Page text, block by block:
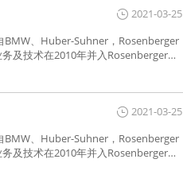
2021-03-25
BMW、Huber-Suhner，Rosenberger
及技术在2010年并入Rosenberger）
已成为汽车行业通用标准的射
2021-03-25
BMW、Huber-Suhner，Rosenberger
及技术在2010年并入Rosenberger）
已成为汽车行业通用标准的射